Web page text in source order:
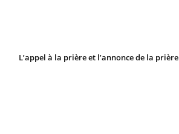
L’appel à la prière et l’annonce de la prière